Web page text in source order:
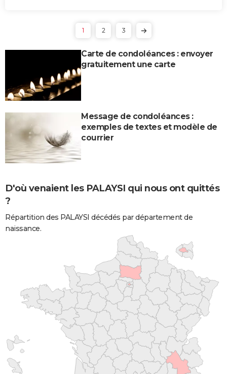
1 2 3
Carte de condoléances : envoyer
gratuitement une carte
Message de condoléances :
exemples de textes et modèle de
courrier
D'où venaient les PALAYSI qui nous ont quittés
?
Répartition des PALAYSI décédés par département de
naissance.